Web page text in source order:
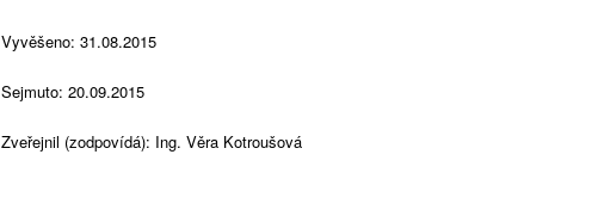
Vyvěšeno: 31.08.2015
Sejmuto: 20.09.2015
Zveřejnil (zodpovídá): Ing. Věra Kotroušová